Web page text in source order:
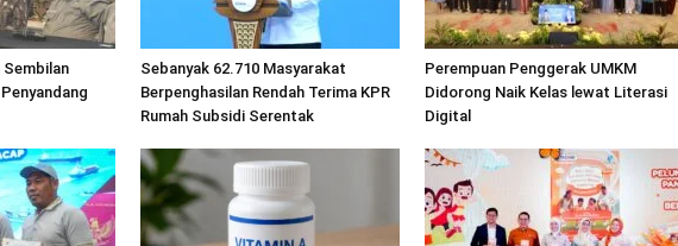
Sebanyak 62.710 Masyarakat
Berpenghasilan Rendah Terima KPR
Rumah Subsidi Serentak
Perempuan Penggerak UMKM
Didorong Naik Kelas lewat Literasi
Digital